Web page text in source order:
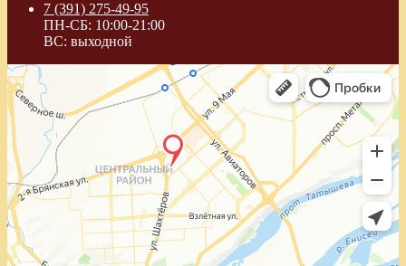
7 (391) 275-49-95
ПН-СБ: 10:00-21:00
ВС: выходной